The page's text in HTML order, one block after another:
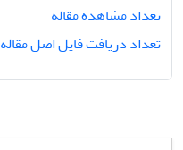
تعداد مشاهده مقاله
تعداد دریافت فایل اصل مقاله